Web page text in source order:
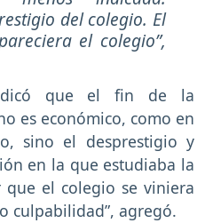
del colegio. El
el colegio”,
que el fin de la
es económico, como en
sino el desprestigio y
en la que estudiaba la
que el colegio se viniera
culpabilidad”, agregó.